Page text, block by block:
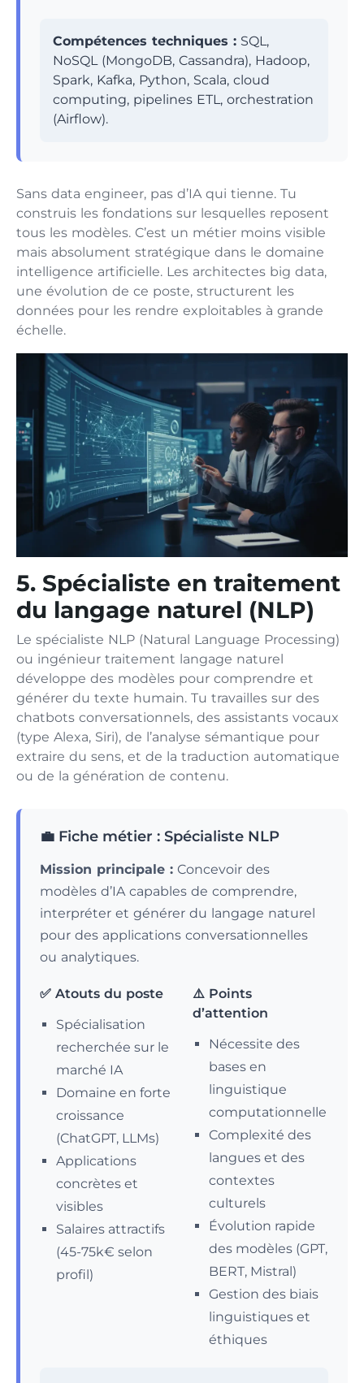
Compétences techniques : SQL,
NoSQL (MongoDB, Cassandra), Hadoop,
Spark, Kafka, Python, Scala, cloud
computing, pipelines ETL, orchestration
(Airflow).
Sans data engineer, pas d’IA qui tienne. Tu
construis les fondations sur lesquelles reposent
tous les modèles. C’est un métier moins visible
mais absolument stratégique dans le domaine
intelligence artificielle. Les architectes big data,
une évolution de ce poste, structurent les
données pour les rendre exploitables à grande
échelle.
5. Spécialiste en traitement
du langage naturel (NLP)
Le spécialiste NLP (Natural Language Processing)
ou ingénieur traitement langage naturel
développe des modèles pour comprendre et
générer du texte humain. Tu travailles sur des
chatbots conversationnels, des assistants vocaux
(type Alexa, Siri), de l’analyse sémantique pour
extraire du sens, et de la traduction automatique
ou de la génération de contenu.
💼 Fiche métier : Spécialiste NLP
Mission principale : Concevoir des
modèles d’IA capables de comprendre,
interpréter et générer du langage naturel
pour des applications conversationnelles
ou analytiques.
✅ Atouts du poste
Spécialisation
recherchée sur le
marché IA
Domaine en forte
croissance
(ChatGPT, LLMs)
Applications
concrètes et
visibles
Salaires attractifs
(45-75k€ selon
profil)
⚠️ Points
d’attention
Nécessite des
bases en
linguistique
computationnelle
Complexité des
langues et des
contextes
culturels
Évolution rapide
des modèles (GPT,
BERT, Mistral)
Gestion des biais
linguistiques et
éthiques